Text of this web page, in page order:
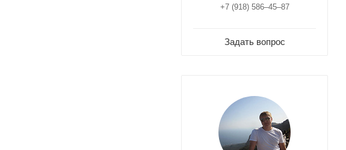
+7 (918) 586–45–87
Задать вопрос